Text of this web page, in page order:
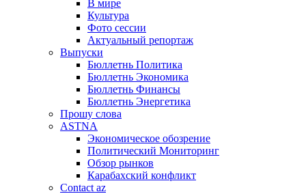
В мире
Культура
Фото сессии
Актуальный репортаж
Выпуски
Бюллетнь Политика
Бюллетнь Экономика
Бюллетнь Финансы
Бюллетнь Энергетика
Прошу слова
ASTNA
Экономическое обозрение
Политический Мониторинг
Обзор рынков
Карабахский конфликт
Contact az